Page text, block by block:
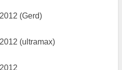
(Gerd)
(ultramax)